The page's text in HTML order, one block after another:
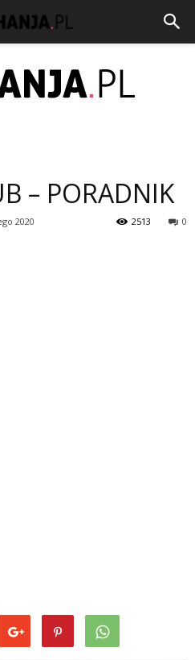
– PORADNIK
2020 0
2513